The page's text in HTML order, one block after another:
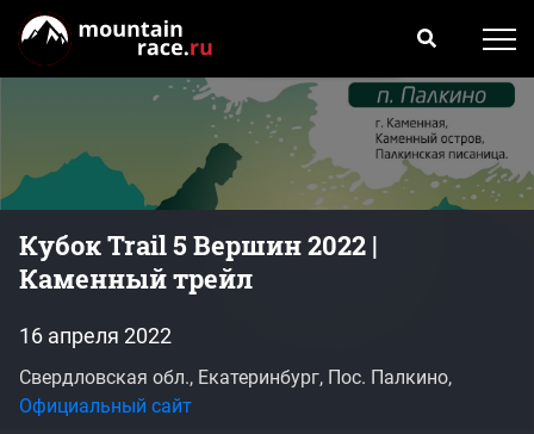
Кубок Trail 5 Вершин 2022 |
Каменный трейл
16 апреля 2022
Свердловская обл., Екатеринбург, Пос. Палкино,
Официальный сайт